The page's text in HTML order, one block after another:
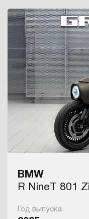
BMW
R NineT 801
Год выпуска